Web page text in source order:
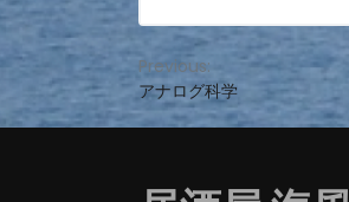
投
稿
ビ
Previous:
アナログ科学